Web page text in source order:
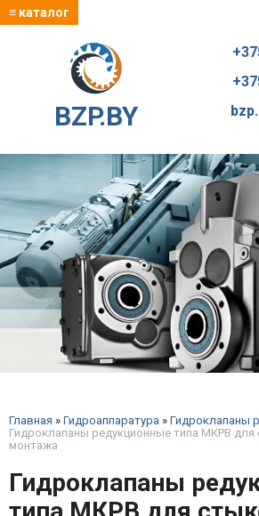
≡ каталог
BZP.BY
Главная » Гидроаппаратура » Гидроклапаны
Гидроклапаны редукционные типа МКРВ для
монтажа
Гидроклапаны